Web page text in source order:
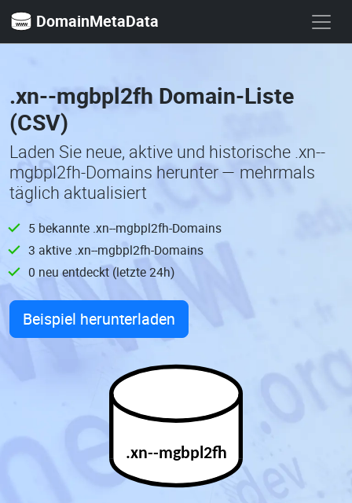
DomainMetaData
.xn--mgbpl2fh Domain-Liste
(CSV)
Laden Sie neue, aktive und historische .xn--
mgbpl2fh-Domains herunter — mehrmals
täglich aktualisiert
5 bekannte .xn--mgbpl2fh-Domains
3 aktive .xn--mgbpl2fh-Domains
0 neu entdeckt (letzte 24h)
Beispiel herunterladen
.xn--mgbpl2fh